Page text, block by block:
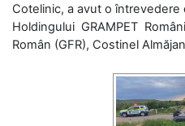
Cotelinic, a avut o
Holdingului GRAMPET
Român (GFR), Costinel